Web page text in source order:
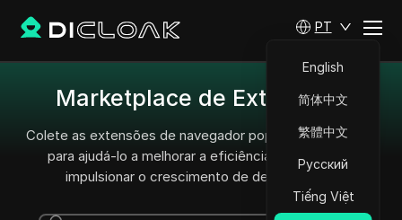
PT
English
简体中文
繁體中文
Русский
Tiếng Việt
Marketplace de Extensões
Colete as extensões de navegador populares deste ano
para ajudá-lo a melhorar a eficiência no trabalho e
impulsionar o crescimento de desempenho.